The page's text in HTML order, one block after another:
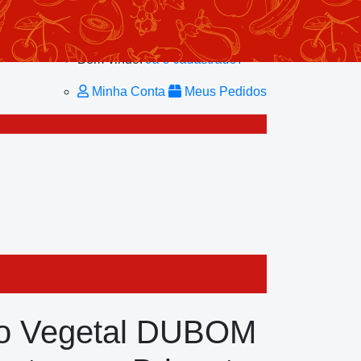
Repetir Pedido
Minha Conta
Bem-vindo!Já é cadastrado?
Minha Conta Meus Pedidos
Vegetal DUBOM